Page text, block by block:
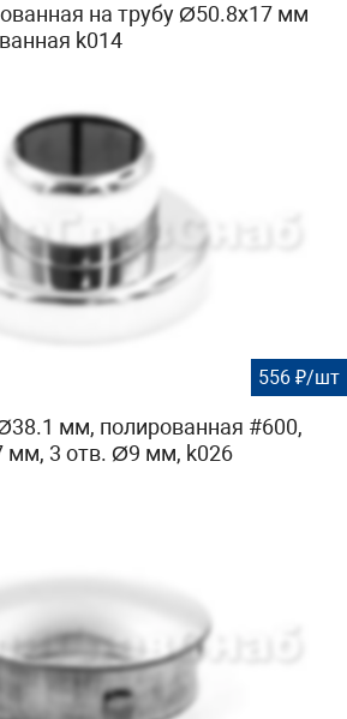
на трубу Ø50.8х17 мм
k014
556 ₽/шт
мм, полированная #600,
мм, 3 отв. Ø9 мм, k026